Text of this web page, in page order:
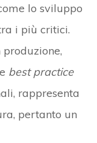
lo sviluppo
i più critici.
best practice
rappresenta
pertanto un